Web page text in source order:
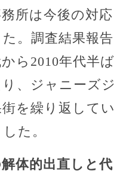
所は今後の対応
。調査結果報告
ら2010年代半ば
、ジャニーズジ
を繰り返してい
た。
体的出直しと代